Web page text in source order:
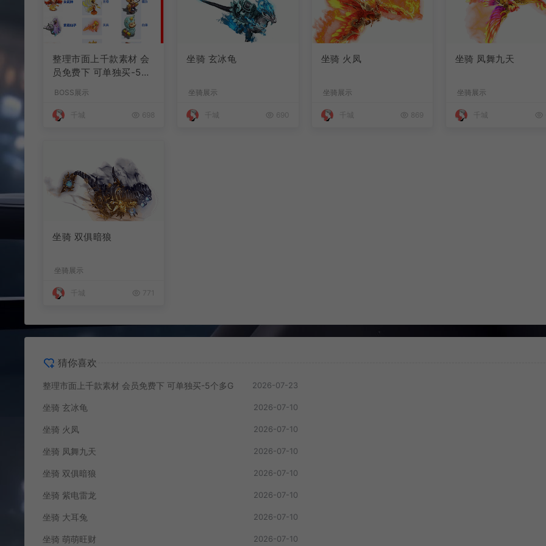
整理市面上千款素材 会
员免费下 可单独买-5个
BOSS展示
698
坐骑 玄冰龟
坐骑展示
690
坐骑 火凤
坐骑展示
869
坐骑 凤舞九天
坐骑展示
坐骑 双俱暗狼
坐骑展示
771
猜你喜欢
整理市面上千款素材 会员免费下 可单独买-5个多G 2026-07-23
坐骑 玄冰龟 2026-07-10
坐骑 火凤 2026-07-10
坐骑 凤舞九天 2026-07-10
坐骑 双俱暗狼 2026-07-10
坐骑 紫电雷龙 2026-07-10
坐骑 大耳兔 2026-07-10
坐骑 萌萌旺财 2026-07-10